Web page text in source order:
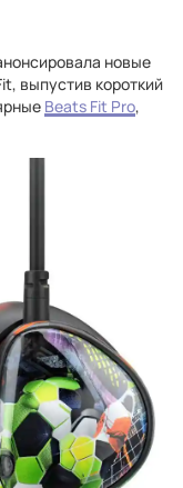
новые
выпустив короткий
Beats Fit Pro,